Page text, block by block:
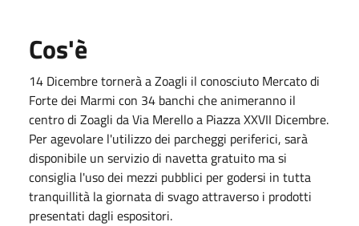
Cos'è
14 Dicembre tornerà a Zoagli il conosciuto Mercato di
Forte dei Marmi con 34 banchi che animeranno il
centro di Zoagli da Via Merello a Piazza XXVII Dicembre.
Per agevolare l'utilizzo dei parcheggi periferici, sarà
disponibile un servizio di navetta gratuito ma si
consiglia l'uso dei mezzi pubblici per godersi in tutta
tranquillità la giornata di svago attraverso i prodotti
presentati dagli espositori.